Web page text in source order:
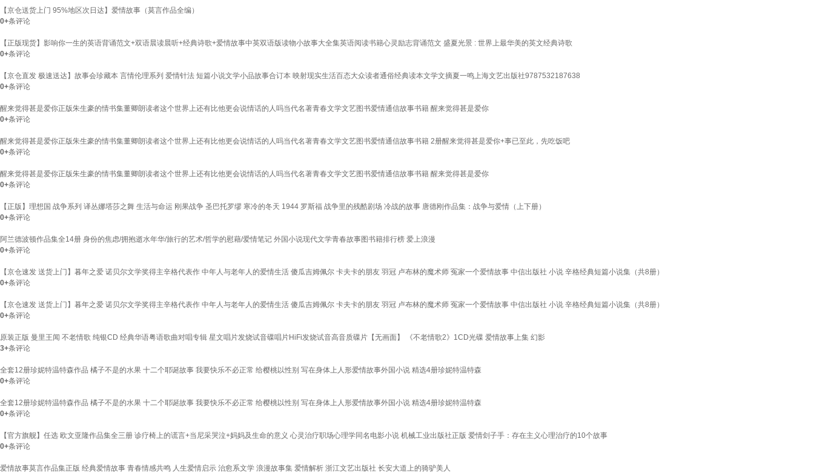
【京仓送货上门 95%地区次日达】爱情故事（莫言作品全编）
0+条评论
【正版现货】影响你一生的英语背诵范文+双语晨读晨听+经典诗歌+爱情故事中英双语版读物小故事大全集英语阅读书籍心灵励志背诵范文 盛夏光景 : 世界上最华美的英文经典诗歌
0+条评论
【京仓直发 极速送达】故事会珍藏本 言情伦理系列 爱情针法 短篇小说文学小品故事合订本 映射现实生活百态大众读者通俗经典读本文学文摘夏一鸣上海文艺出版社9787532187638
0+条评论
醒来觉得甚是爱你正版朱生豪的情书集董卿朗读者这个世界上还有比他更会说情话的人吗当代名著青春文学文艺图书爱情通信故事书籍 醒来觉得甚是爱你
0+条评论
醒来觉得甚是爱你正版朱生豪的情书集董卿朗读者这个世界上还有比他更会说情话的人吗当代名著青春文学文艺图书爱情通信故事书籍 2册醒来觉得甚是爱你+事已至此，先吃饭吧
0+条评论
醒来觉得甚是爱你正版朱生豪的情书集董卿朗读者这个世界上还有比他更会说情话的人吗当代名著青春文学文艺图书爱情通信故事书籍 醒来觉得甚是爱你
0+条评论
【正版】理想国 战争系列 译丛娜塔莎之舞 生活与命运 刚果战争 圣巴托罗缪 寒冷的冬天 1944 罗斯福 战争里的残酷剧场 冷战的故事 唐德刚作品集：战争与爱情（上下册）
0+条评论
阿兰德波顿作品集全14册 身份的焦虑/拥抱逝水年华/旅行的艺术/哲学的慰藉/爱情笔记 外国小说现代文学青春故事图书籍排行榜 爱上浪漫
0+条评论
【京仓速发 送货上门】暮年之爱 诺贝尔文学奖得主辛格代表作 中年人与老年人的爱情生活 傻瓜吉姆佩尔 卡夫卡的朋友 羽冠 卢布林的魔术师 冤家一个爱情故事 中信出版社 小说 辛格经典短篇小说集（共8册）
0+条评论
【京仓速发 送货上门】暮年之爱 诺贝尔文学奖得主辛格代表作 中年人与老年人的爱情生活 傻瓜吉姆佩尔 卡夫卡的朋友 羽冠 卢布林的魔术师 冤家一个爱情故事 中信出版社 小说 辛格经典短篇小说集（共8册）
0+条评论
原装正版 曼里王闻 不老情歌 纯银CD 经典华语粤语歌曲对唱专辑 星文唱片发烧试音碟唱片HiFi发烧试音高音质碟片【无画面】 《不老情歌2》1CD光碟 爱情故事上集 幻影
3+条评论
全套12册珍妮特温特森作品 橘子不是的水果 十二个耶诞故事 我要快乐不必正常 给樱桃以性别 写在身体上人形爱情故事外国小说 精选4册珍妮特温特森
0+条评论
全套12册珍妮特温特森作品 橘子不是的水果 十二个耶诞故事 我要快乐不必正常 给樱桃以性别 写在身体上人形爱情故事外国小说 精选4册珍妮特温特森
0+条评论
【官方旗舰】任选 欧文亚隆作品集全三册 诊疗椅上的谎言+当尼采哭泣+妈妈及生命的意义 心灵治疗职场心理学同名电影小说 机械工业出版社正版 爱情刽子手：存在主义心理治疗的10个故事
0+条评论
爱情故事莫言作品集正版 经典爱情故事 青春情感共鸣 人生爱情启示 治愈系文学 浪漫故事集 爱情解析 浙江文艺出版社 长安大道上的骑驴美人